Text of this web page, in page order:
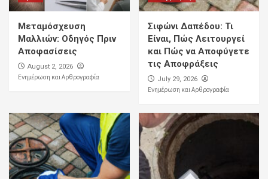
Μεταμόσχευση
Μαλλιών: Οδηγός Πριν
Αποφασίσεις
August 2, 2026
Ενημέρωση και Αρθρογραφία
Σιφώνι Δαπέδου: Τι
Είναι, Πώς Λειτουργεί
και Πώς να Αποφύγετε
τις Αποφράξεις
July 29, 2026
Ενημέρωση και Αρθρογραφία